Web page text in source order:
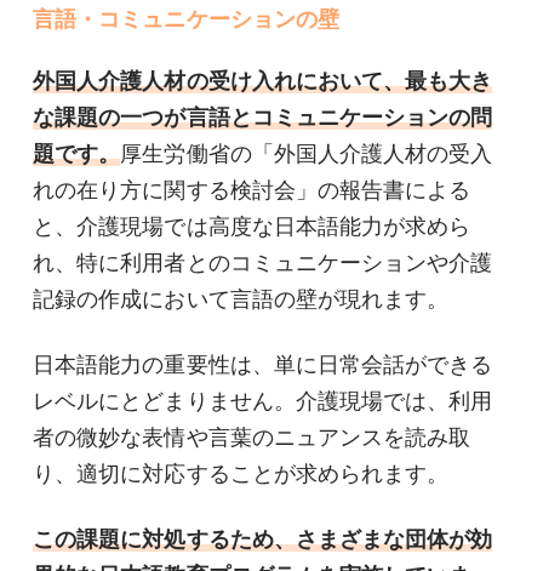
言語・コミュニケーションの壁
外国人介護人材の受け入れにおいて、最も大き
な課題の一つが言語とコミュニケーションの問
題です。厚生労働省の「外国人介護人材の受入
れの在り方に関する検討会」の報告書による
と、介護現場では高度な日本語能力が求めら
れ、特に利用者とのコミュニケーションや介護
記録の作成において言語の壁が現れます。
日本語能力の重要性は、単に日常会話ができる
レベルにとどまりません。介護現場では、利用
者の微妙な表情や言葉のニュアンスを読み取
り、適切に対応することが求められます。
この課題に対処するため、さまざまな団体が効